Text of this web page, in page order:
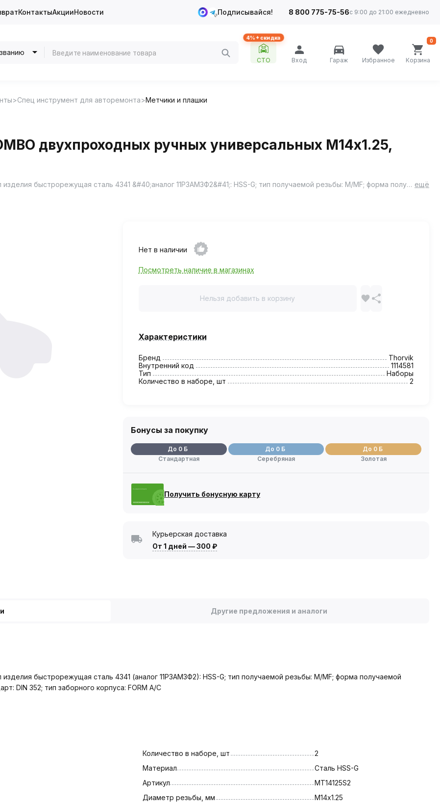
КонтактыАкцииНовости Подписывайся! 8 800 775-75-56с 9:00 до 21:00 ежедневно
4%+ скидка
СТО Вход Гараж Избранное Корзина
0
Спец инструмент для авторемонта Метчики и плашки
двухпроходных ручных универсальных М14х1.25,
Предназначены для сквозных и глухих отверстий; материал изделия быстрорежущая сталь 4341 &#40;аналог 11Р3АМ3Ф2&#41;: HSS-G; тип получаемой резьбы: M/MF; форма получаемой резьбы: М14х1.25; направление получаемой резьбы: R; стандарт: DIN 352; тип заборного корпуса: FORM A/C ещё
Нет в наличии
Посмотреть наличие в магазинах
Нельзя добавить в корзину
Характеристики
Бренд
Thorvik
Внутренний код
1114581
Тип
Наборы
Количество в наборе, шт
2
Бонусы за покупку
До 0 Б
Стандартная
До 0 Б
Серебряная
До 0 Б
Золотая
Получить бонусную карту
Курьерская доставка
От 1 дней —300 ₽
Другие предложения и аналоги
быстрорежущая сталь 4341 (аналог 11Р3АМ3Ф2): HSS-G; тип получаемой резьбы: M/MF; форма получаемой
DIN 352; тип заборного корпуса: FORM A/C
Количество в наборе, шт
2
Материал
Сталь HSS-G
Артикул
MT14125S2
Диаметр резьбы, мм
М14х1.25